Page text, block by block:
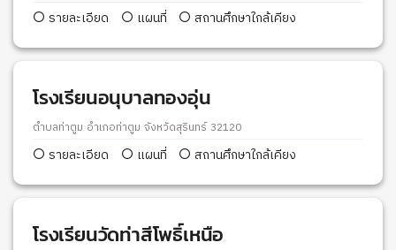
รายละเอียด แผนที่ สถานศึกษาใกล้เคียง
โรงเรียนอนุบาลทองอุ่น
ตำบลท่าตูม อำเภอท่าตูม จังหวัดสุรินทร์ 32120
รายละเอียด แผนที่ สถานศึกษาใกล้เคียง
โรงเรียนวัดท่าสีโพธิ์เหนือ